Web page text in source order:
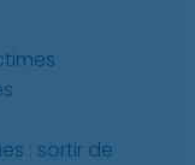
: sortir de